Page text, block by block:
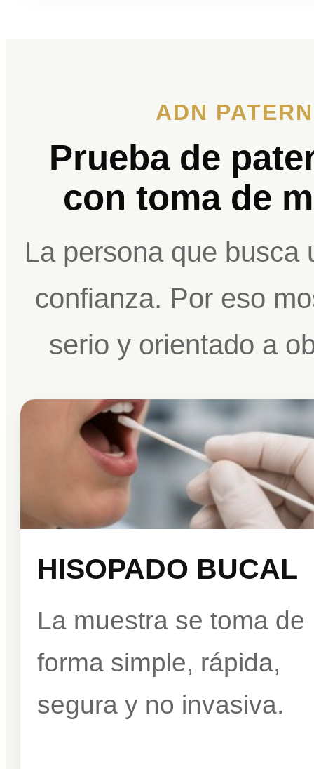
ADN
Prueba de
con toma de
La persona que busca
confianza. Por eso
serio y orientado a
HISOPADO BUCAL
La muestra se toma de
forma simple, rápida,
segura y no invasiva.